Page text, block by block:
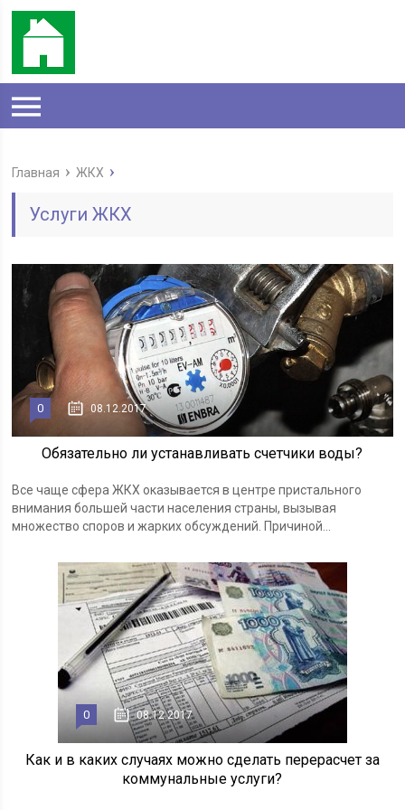
Главная ЖКХ
Услуги ЖКХ
0 08.12.2017
Обязательно ли устанавливать счетчики воды?
Все чаще сфера ЖКХ оказывается в центре пристального
внимания большей части населения страны, вызывая
множество споров и жарких обсуждений. Причиной...
0 08.12.2017
Как и в каких случаях можно сделать перерасчет за
коммунальные услуги?